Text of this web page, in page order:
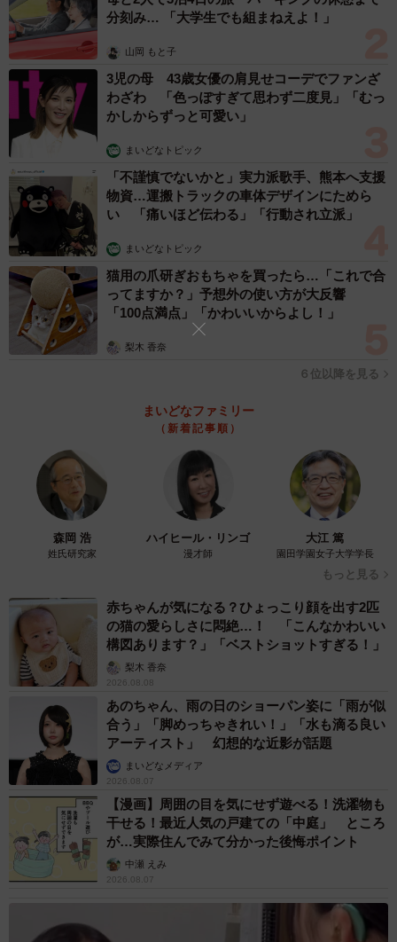
月に何時間程度の事務工数を削減できると予測するか／校務支援システ
ムを活用することで、残業時間は削減されると思うか（提供画像）
入した場合、どの程度の効果が期待されているのでしょう
か。
この質問に対しては、「5時間未満」（34.3％）、「5～10
時間未満」（23.0％）、「10～15時間未満」（22.7％）な
ど、約8割が月「15時間未満」の事務工数を削減できると予
測しており、システム導入に対して現実的な削減を見込ん
でいることがわかりました。
また、「校務支援システムを活用することで、残業時間は
削減されると思う」とした教員は55.9％と過半数を超え、
残業削減に期待を寄せている様子が見て取れました。
5/7
校務支援システム活用などで業務が効率化された場合、削減できた時間
を主に何にあてたいか（提供画像）
そこで、「校務支援システム活用などで業務が効率化され
た場合、削減できた時間を主に何にあてたいですか」と尋
ねたところ、「休息・プライベートの充実」（22.4％）、
「授業改善（教材研究・指導の質向上）」（21.2％）、
「生徒とのコミュニケーション」（20.1％）が上位に挙が
り、「本来やるべき教育活動に時間を使いたい」という意
欲を持っていることがうかがえました。
分刻み… 「大学生でも組まねえよ！」
山岡 もと子
3児の母 43歳女優の肩見せコーデでファンざ
わざわ 「色っぽすぎて思わず二度見」「むっ
かしからずっと可愛い」
まいどなトピック
「不謹慎でないかと」実力派歌手、熊本へ支援
物資…運搬トラックの車体デザインにためら
い 「痛いほど伝わる」「行動され立派」
まいどなトピック
猫用の爪研ぎおもちゃを買ったら…「これで合
ってますか？」予想外の使い方が大反響
「100点満点」「かわいいからよし！」
梨木 香奈
６位以降を見る
まいどなファミリー
（新着記事順）
森岡 浩
姓氏研究家
ハイヒール・リンゴ
漫才師
大江 篤
園田学園女子大学学長
もっと見る
赤ちゃんが気になる？ひょっこり顔を出す2匹
の猫の愛らしさに悶絶…！ 「こんなかわいい
構図あります？」「ベストショットすぎる！」
梨木 香奈
2026.08.08
あのちゃん、雨の日のショーパン姿に「雨が似
合う」「脚めっちゃきれい！」「水も滴る良い
アーティスト」 幻想的な近影が話題
まいどなメディア
2026.08.07
【漫画】周囲の目を気にせず遊べる！洗濯物も
干せる！最近人気の戸建ての「中庭」 ところ
が…実際住んでみて分かった後悔ポイント
中瀬 えみ
2026.08.07